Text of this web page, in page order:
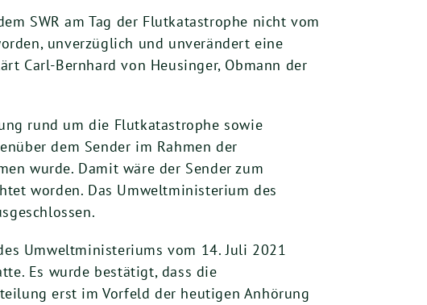
SWR am Tag der Flutkatastrophe nicht vom
unverzüglich und unverändert eine
Carl-Bernhard von Heusinger, Obmann der
rund um die Flutkatastrophe sowie
dem Sender im Rahmen der
wurde. Damit wäre der Sender zum
worden. Das Umweltministerium des
Umweltministeriums vom 14. Juli 2021
Es wurde bestätigt, dass die
erst im Vorfeld der heutigen Anhörung